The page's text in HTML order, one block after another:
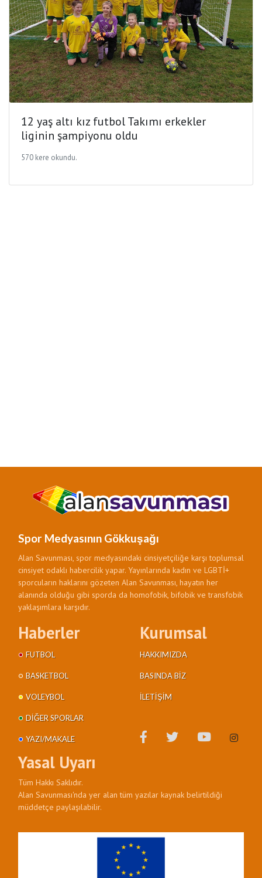
12 yaş altı kız futbol Takımı erkekler
liginin şampiyonu oldu
570 kere okundu.
Spor Medyasının Gökkuşağı
Alan Savunması, spor medyasındaki cinsiyetçiliğe karşı toplumsal
cinsiyet odaklı habercilik yapar. Yayınlarında kadın ve LGBTİ+
sporcuların haklarını gözeten Alan Savunması, hayatın her
alanında olduğu gibi sporda da homofobik, bifobik ve transfobik
yaklaşımlara karşıdır.
Haberler
FUTBOL
BASKETBOL
VOLEYBOL
DIĞER SPORLAR
YAZI/MAKALE
Kurumsal
HAKKIMIZDA
BASINDA BIZ
İLETIŞIM
Yasal Uyarı
Tüm Hakkı Saklıdır.
Alan Savunması'nda yer alan tüm yazılar kaynak belirtildiği
müddetçe paylaşılabilir.